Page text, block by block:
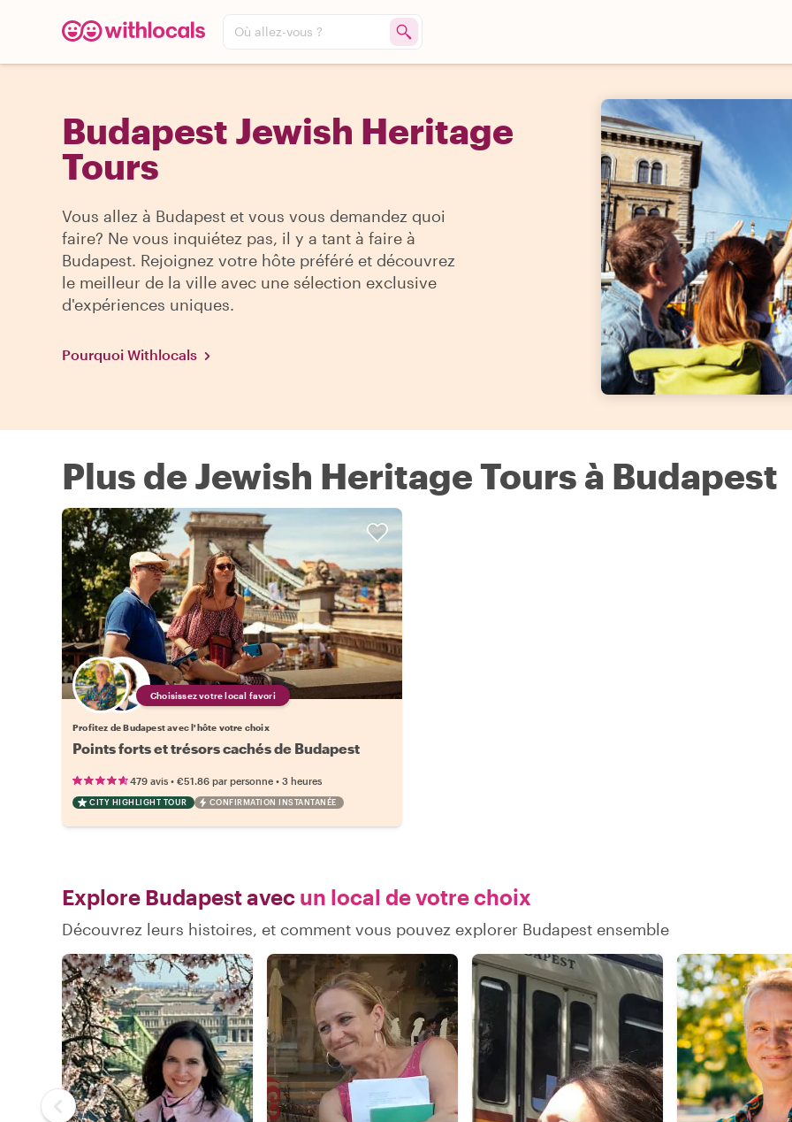
Où allez-vous ?
Budapest Jewish Heritage
Tours
Vous allez à Budapest et vous vous demandez quoi
faire? Ne vous inquiétez pas, il y a tant à faire à
Budapest. Rejoignez votre hôte préféré et découvrez
le meilleur de la ville avec une sélection exclusive
d'expériences uniques.
Pourquoi Withlocals
Plus de Jewish Heritage Tours à Budapest
Choisissez votre local favori
Profitez de Budapest avec l'hôte votre choix
Points forts et trésors cachés de Budapest
479 avis • €51.86 par personne • 3 heures
CITY HIGHLIGHT TOUR CONFIRMATION INSTANTANÉE
Explore Budapest avec un local de votre choix
Découvrez leurs histoires, et comment vous pouvez explorer Budapest ensemble